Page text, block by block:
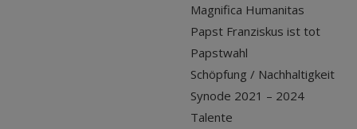
Magnifica Humanitas
Papst Franziskus ist tot
Papstwahl
Schöpfung / Nachhaltigkeit
Synode 2021 – 2024
Talente